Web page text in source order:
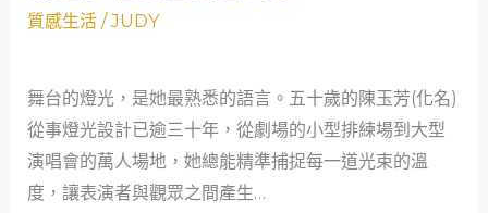
質感生活/JUDY
舞台的燈光，是她最熟悉的語言。五十歲的陳玉芳(化名)
從事燈光設計已逾三十年，從劇場的小型排練場到大型
演唱會的萬人場地，她總能精準捕捉每一道光束的溫
度，讓表演者與觀眾之間產生…
影
社
會
安
全